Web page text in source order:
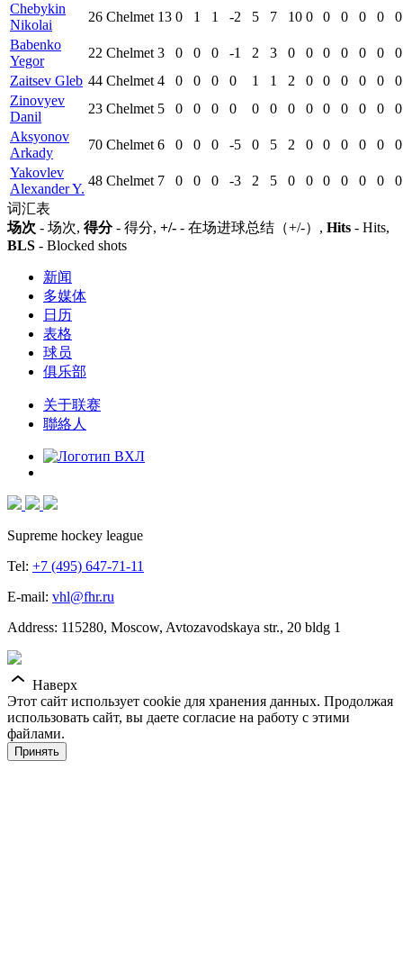
Chebykin
Nikolai
26 Chelmet 13 0 1 1 -2 5 7 10 0 0 0 0 0
0
Babenko
Yegor
22 Chelmet 3 0 0 0 -1 2 3 0 0 0 0 0 0
0
Zaitsev Gleb 44 Chelmet 4 0 0 0 0 1 1 2 0 0 0 0 0
0
Zinovyev
Danil
23 Chelmet 5 0 0 0 0 0 0 0 0 0 0 0 0
0
Aksyonov
Arkady
70 Chelmet 6 0 0 0 -5 0 5 2 0 0 0 0 0
0
Yakovlev
Alexander Y.
48 Chelmet 7 0 0 0 -3 2 5 0 0 0 0 0 0
0
词汇表
场次 - 场次, 得分- 得分, +/- - 在场进球总结（+/-）, Hits - Hits,
BLS - Blocked shots
新闻
多媒体
日历
表格
球员
俱乐部
关于联赛
聯絡人
Supreme hockey league
Tel: +7 (495) 647-71-11
E-mail: vhl@fhr.ru
Address: 115280, Moscow, Avtozavodskaya str., 20 bldg 1
Наверх
Этот сайт использует cookie для хранения данных. Продолжая
использовать сайт, вы даете согласие на работу с этими
файлами.
Принять